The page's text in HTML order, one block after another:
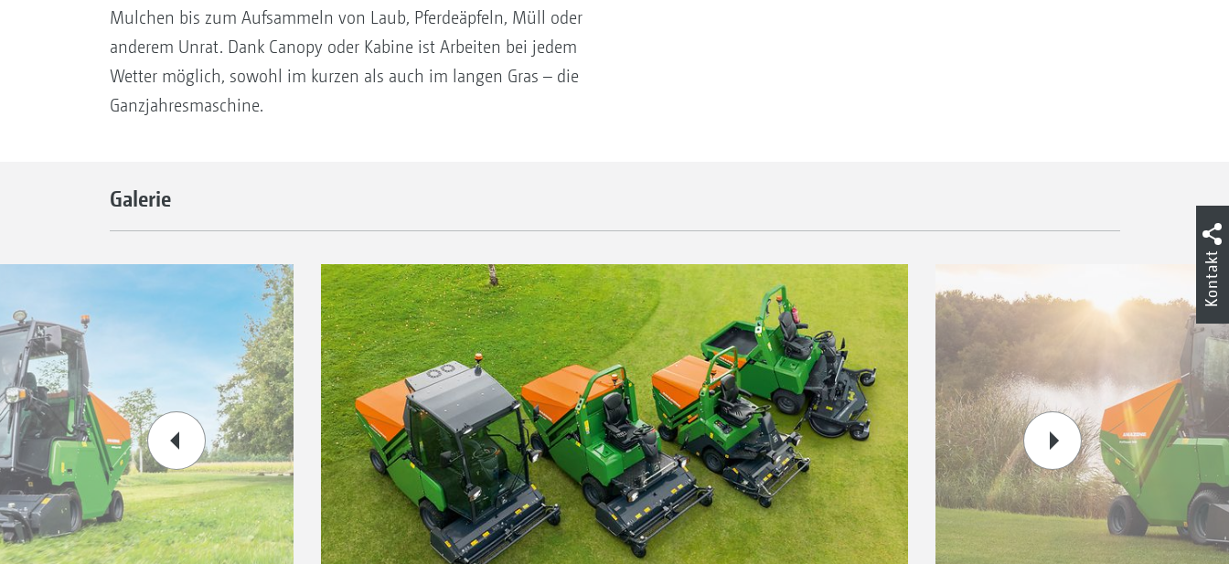
Mulchen bis zum Aufsammeln von Laub, Pferdeäpfeln, Müll oder
anderem Unrat. Dank Canopy oder Kabine ist Arbeiten bei jedem
Wetter möglich, sowohl im kurzen als auch im langen Gras – die
Ganzjahresmaschine.
Galerie
Kontakt